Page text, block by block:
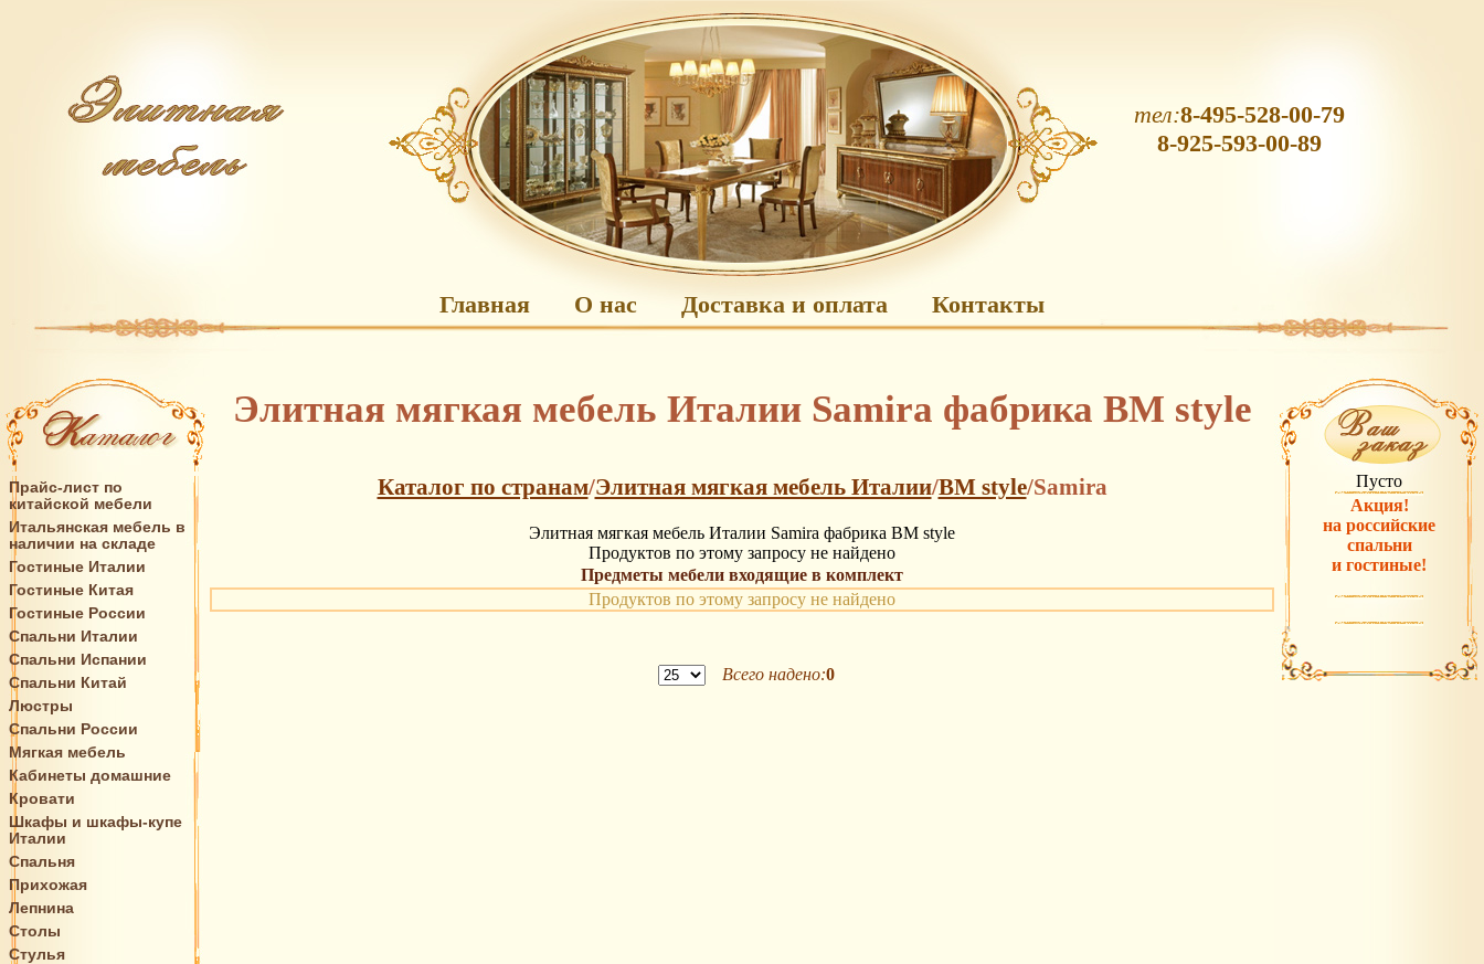
Главная О нас Доставка и оплата Контакты
тел:8-495-528-00-79
8-925-593-00-89
Прайс-лист по
китайской мебели
Итальянская мебель в
наличии на складе
Гостиные Италии
Гостиные Китая
Гостиные России
Спальни Италии
Спальни Испании
Спальни Китай
Люстры
Спальни России
Мягкая мебель
Кабинеты домашние
Кровати
Шкафы и шкафы-купе
Италии
Спальня
Прихожая
Лепнина
Столы
Стулья
Элитная мягкая мебель Италии Samira фабрика BM style
Каталог по странам/Элитная мягкая мебель Италии/BM style/Samira
Элитная мягкая мебель Италии Samira фабрика BM style
Продуктов по этому запросу не найдено
Предметы мебели входящие в комплект
Продуктов по этому запросу не найдено
Всего надено:0
Пусто
Акция!
на российские
спальни
и гостиные!